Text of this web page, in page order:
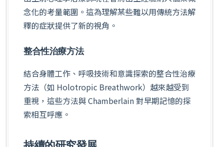
念化的考量範圍。這為理解某些難以用傳統方法解
釋的症狀提供了新的視角。
整合性治療方法
結合身體工作、呼吸技術和意識探索的整合性治療
方法（如 Holotropic Breathwork）越來越受到
重視，這些方法與 Chamberlain 對早期記憶的探
索相互呼應。